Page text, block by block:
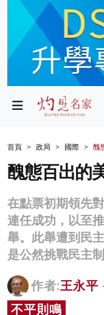
政局
財經
生活
商業
科技
名家榜
首頁 政局 國際 醜
醜態百出的
在點票初期領先
連任成功，以至
舉。此舉遭到民
是公然挑戰民主
作者:王永平
不平則鳴